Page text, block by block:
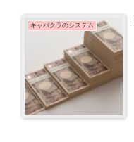
キャバクラのシステム